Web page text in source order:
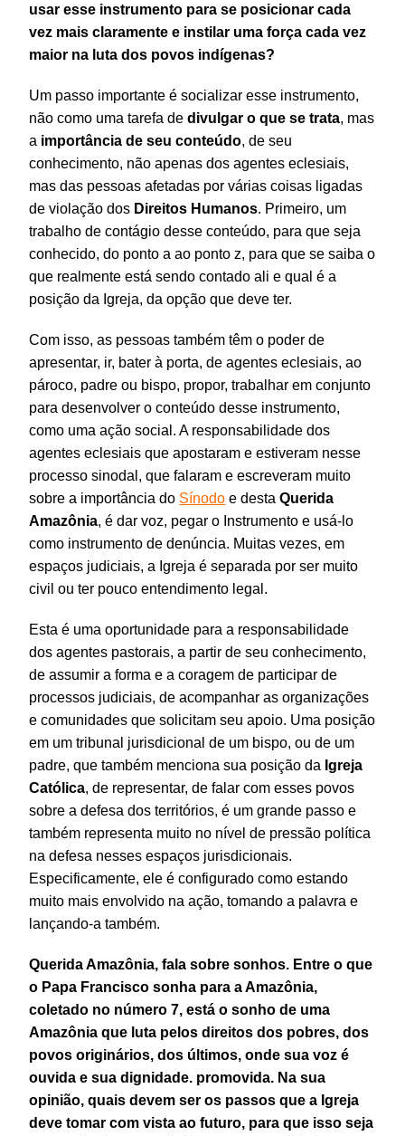
usar esse instrumento para se posicionar cada
vez mais claramente e instilar uma força cada vez
maior na luta dos povos indígenas?
Um passo importante é socializar esse instrumento,
não como uma tarefa dedivulgar o que se trata, mas
a importância de seu conteúdo, de seu
conhecimento, não apenas dos agentes eclesiais,
mas das pessoas afetadas por várias coisas ligadas
de violação dos Direitos Humanos. Primeiro, um
trabalho de contágio desse conteúdo, para que seja
conhecido, do ponto a ao ponto z, para que se saiba o
que realmente está sendo contado ali e qual é a
posição da Igreja, da opção que deve ter.
Com isso, as pessoas também têm o poder de
apresentar, ir, bater à porta, de agentes eclesiais, ao
pároco, padre ou bispo, propor, trabalhar em conjunto
para desenvolver o conteúdo desse instrumento,
como uma ação social. A responsabilidade dos
agentes eclesiais que apostaram e estiveram nesse
processo sinodal, que falaram e escreveram muito
sobre a importância do Sínodo e destaQuerida
Amazônia, é dar voz, pegar o Instrumento e usá-lo
como instrumento de denúncia. Muitas vezes, em
espaços judiciais, a Igreja é separada por ser muito
civil ou ter pouco entendimento legal.
Esta é uma oportunidade para a responsabilidade
dos agentes pastorais, a partir de seu conhecimento,
de assumir a forma e a coragem de participar de
processos judiciais, de acompanhar as organizações
e comunidades que solicitam seu apoio. Uma posição
em um tribunal jurisdicional de um bispo, ou de um
padre, que também menciona sua posição da Igreja
Católica, de representar, de falar com esses povos
sobre a defesa dos territórios, é um grande passo e
também representa muito no nível de pressão política
na defesa nesses espaços jurisdicionais.
Especificamente, ele é configurado como estando
muito mais envolvido na ação, tomando a palavra e
lançando-a também.
Querida Amazônia, fala sobre sonhos. Entre o que
o Papa Francisco sonha para a Amazônia,
coletado no número 7, está o sonho de uma
Amazônia que luta pelos direitos dos pobres, dos
povos originários, dos últimos, onde sua voz é
ouvida e sua dignidade. promovida. Na sua
opinião, quais devem ser os passos que a Igreja
deve tomar com vista ao futuro, para que isso seja